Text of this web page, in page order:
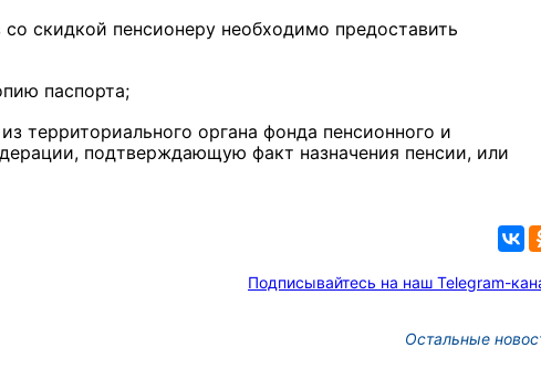
скидкой пенсионеру необходимо предоставить
паспорта;
территориального органа фонда пенсионного и
подтверждающую факт назначения пенсии, или
Подписывайтесь на наш Telegram-
Остальные